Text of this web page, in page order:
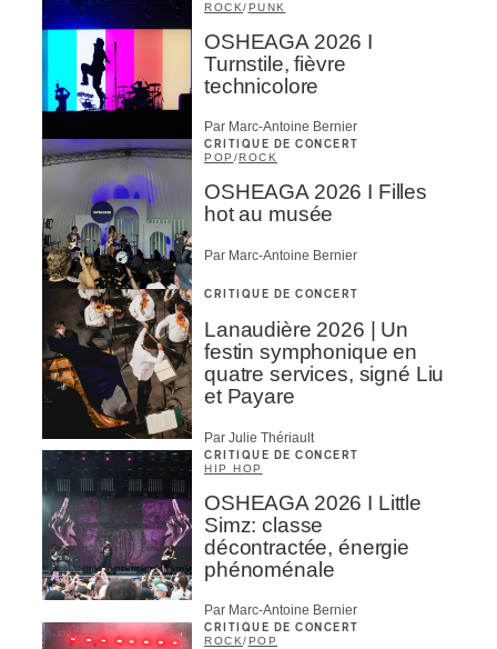
ROCK/PUNK
OSHEAGA 2026 I
Turnstile, fièvre
technicolore
Par Marc-Antoine Bernier
CRITIQUE DE CONCERT
POP /ROCK
OSHEAGA 2026 I Filles
hot au musée
Par Marc-Antoine Bernier
CRITIQUE DE CONCERT
Lanaudière 2026 | Un
festin symphonique en
quatre services, signé Liu
et Payare
Par Julie Thériault
CRITIQUE DE CONCERT
HIP HOP
OSHEAGA 2026 I Little
Simz: classe
décontractée, énergie
phénoménale
Par Marc-Antoine Bernier
CRITIQUE DE CONCERT
ROCK/POP